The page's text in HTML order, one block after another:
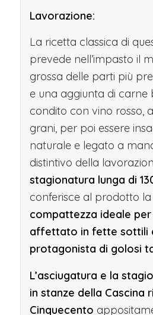
Lavorazione:
La ricetta classica di
prevede nell’impasto il
grossa delle parti più
e una aggiunta di carne
condito con vino rosso,
grani, per poi essere
naturale e legato a
distintivo della
stagionatura lunga di
conferisce al prodotto
compattezza ideale
affettato in fette sottili
protagonista di golosi
L’asciugatura e la
in stanze della Cascina
Cinquecento